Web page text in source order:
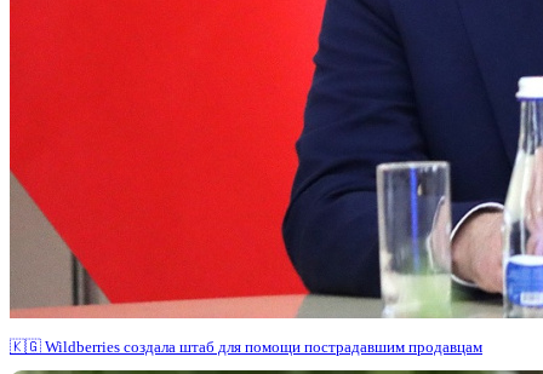
🇰🇬 Wildberries создала штаб для помощи пострадавшим продавцам